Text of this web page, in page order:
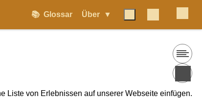
📚 Glossar Über
Liste von Erlebnissen auf unserer Webseite einfügen.